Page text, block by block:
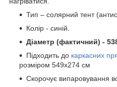
Тип – солярний тент
Колір - синій.
Діаметр (фактичний) -
Підходить до каркасних
розміром 549х274 см
Скорочує випаровування